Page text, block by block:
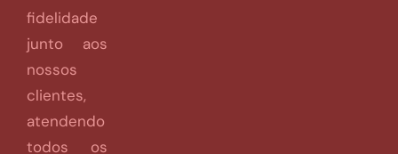
fidelidade
junto aos
nossos
clientes,
atendendo
todos os